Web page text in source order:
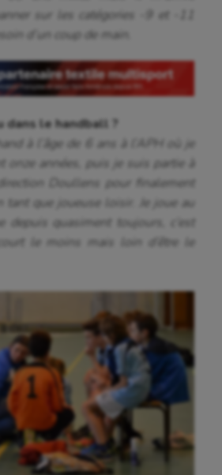
sur les catégories -9 et -11
d’un coup de main.
dans le handball ?
à l’âge de 6 ans à l’APH où je
onze années, puis je suis partie à
Doullens pour finalement
tant que joueuse loisir. Je joue au
depuis quasiment toujours, c’est
le moins mais loin d’être le